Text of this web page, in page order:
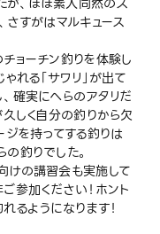
さすがはマルキュース
ョーチン釣りを体験し
れる「サワリ」が出て
確実にへらのアタリだ
久しく自分の釣りから欠
ジを持ってする釣りは
釣りでした。
けの講習会も実施して
参加ください！ホント
るようになります！